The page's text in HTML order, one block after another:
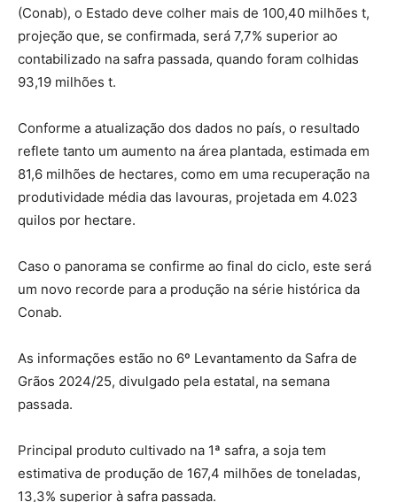
(Conab), o Estado deve colher mais de 100,40 milhões t,
projeção que, se confirmada, será 7,7% superior ao
contabilizado na safra passada, quando foram colhidas
93,19 milhões t.
Conforme a atualização dos dados no país, o resultado
reflete tanto um aumento na área plantada, estimada em
81,6 milhões de hectares, como em uma recuperação na
produtividade média das lavouras, projetada em 4.023
quilos por hectare.
Caso o panorama se confirme ao final do ciclo, este será
um novo recorde para a produção na série histórica da
Conab.
As informações estão no 6º Levantamento da Safra de
Grãos 2024/25, divulgado pela estatal, na semana
passada.
Principal produto cultivado na 1ª safra, a soja tem
estimativa de produção de 167,4 milhões de toneladas,
13,3% superior à safra passada.